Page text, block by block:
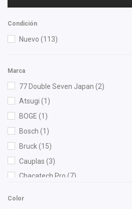
Condición
Nuevo (113)
Marca
77 Double Seven Japan (2)
Atsugi (1)
BOGE (1)
Bosch (1)
Bruck(15)
Cauplas (3)
Chacatech Pro (7)
Color